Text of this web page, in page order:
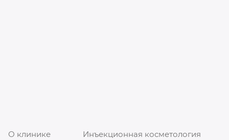
О клинике
Инъекционная косметология